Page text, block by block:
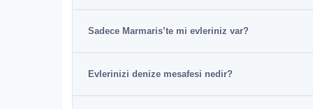
Sadece Marmaris’te mi evleriniz var?
Evlerinizi denize mesafesi nedir?